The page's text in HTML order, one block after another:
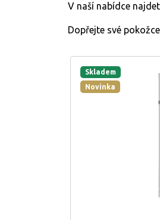
V naší nabídce
Dopřejte své
Skladem
Novinka